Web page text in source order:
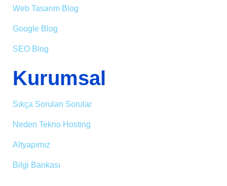
Web Tasarım Blog
Google Blog
SEO Blog
Kurumsal
Sıkça Sorulan Sorular
Neden Tekno Hosting
Altyapımız
Bilgi Bankası